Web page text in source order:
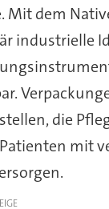
Mit dem
industrielle
die
mit